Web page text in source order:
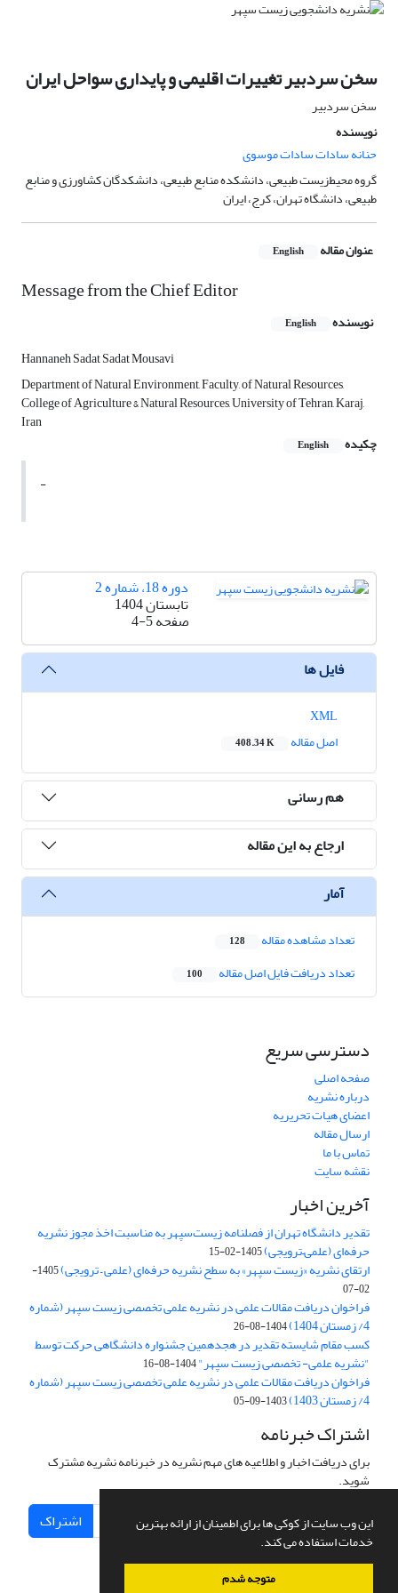
این وب سایت از کوکی ها برای اطمینان از ارائه بهترین
خدمات استفاده می کند.
متوجه شدم
سخن سردبیر تغییرات اقلیمی و پایداری سواحل ایران
سخن سردبیر
نویسنده
حنانه سادات سادات موسوی
گروه محیط‌زیست طبیعی، دانشکده منابع طبیعی، دانشکدگان کشاورزی و منابع
طبیعی، دانشگاه تهران، کرج، ایران
عنوان مقاله English
Message from the Chief Editor
نویسنده English
Hannaneh Sadat Sadat Mousavi
Department of Natural Environment, Faculty, of Natural Resources,
College of Agriculture & Natural Resources, University of Tehran, Karaj,
Iran
چکیده
English
-
دوره 18، شماره 2
تابستان 1404
صفحه4-5
فایل ها
اصل مقاله
408.34 K
هم رسانی
ارجاع به این مقاله
آمار
تعداد مشاهده مقاله 128
تعداد دریافت فایل اصل مقاله 100
دسترسی سریع
صفحه اصلی
درباره نشریه
اعضای هیات تحریریه
ارسال مقاله
تماس با ما
نقشه سایت
آخرین اخبار
تقدیر دانشگاه تهران از فصلنامه زیست‌سپهر به مناسبت اخذ مجوز نشریه
حرفه‌ای (علمی–ترویجی)1405-02-15
ارتقای نشریه «زیست‌ سپهر» به سطح نشریه حرفه‌ای (علمی – ترویجی)
1405-
02-07
فراخوان دریافت مقالات علمی در نشریه علمی تخصصی زیست سپهر (شماره
4/ زمستان 1404) 1404-08-26
کسب مقام شایسته تقدیر در هجدهمین جشنواره دانشگاهی حرکت توسط
"نشریه علمی- تخصصی زیست سپهر"1404-08-16
فراخوان دریافت مقالات علمی در نشریه علمی تخصصی زیست سپهر (شماره
4/ زمستان 1403) 1403-09-05
اشتراک خبرنامه
برای دریافت اخبار و اطلاعیه های مهم نشریه در خبرنامه نشریه مشترک
شوید.
اشتراک